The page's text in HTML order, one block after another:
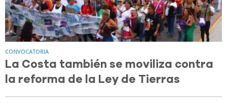
CONVOCATORIA
La Costa también se moviliza contra
la reforma de la Ley de Tierras